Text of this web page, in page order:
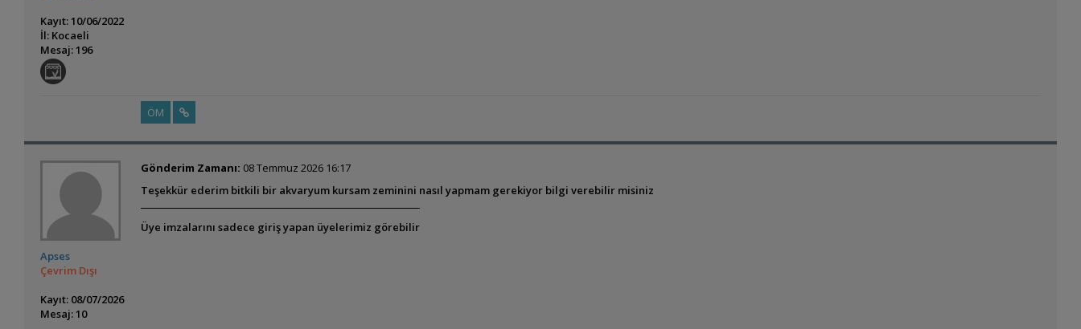
Kayıt: 10/06/2022
İl: Kocaeli
Mesaj: 196
ÖM
Apses
Çevrim Dışı
Kayıt: 08/07/2026
Mesaj: 10
Gönderim Zamanı: 08 Temmuz 2026 16:17
Teşekkür ederim bitkili bir akvaryum kursam zeminini nasıl yapmam gerekiyor bilgi verebilir misiniz
Üye imzalarını sadece giriş yapan üyelerimiz görebilir